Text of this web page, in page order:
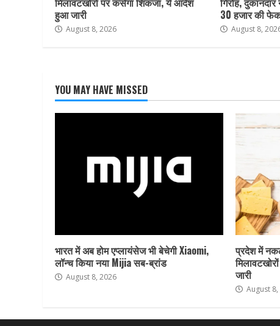
हुआ जारी
August 8, 2026
30 हजार की
August 8,
YOU MAY HAVE MISSED
भारत में अब होम एप्लायंसेज भी बेचेगी Xiaomi,
लॉन्च किया नया Mijia सब-ब्रांड
August 8, 2026
प्रदेश में
जारी
August